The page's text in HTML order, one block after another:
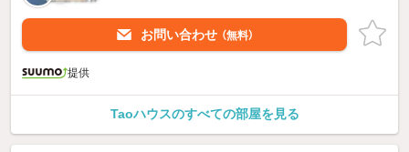
お問い合わせ （無料）
提供
Taoハウスのすべての部屋を見る